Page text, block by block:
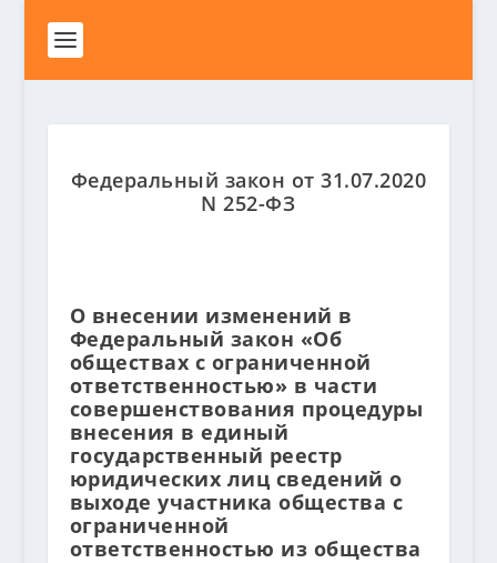
Федеральный закон от 31.07.2020
N 252-ФЗ
О внесении изменений в
Федеральный закон «Об
обществах с ограниченной
ответственностью» в части
совершенствования процедуры
внесения в единый
государственный реестр
юридических лиц сведений о
выходе участника общества с
ограниченной
ответственностью из общества